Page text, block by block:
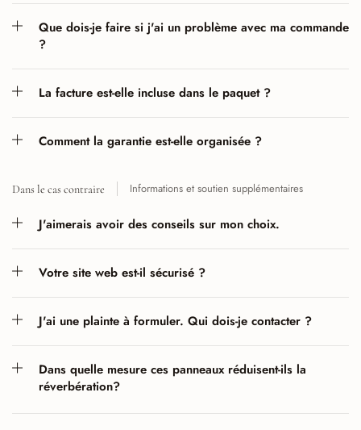
Que dois-je faire si j'ai un problème avec ma commande
?
La facture est-elle incluse dans le paquet ?
Comment la garantie est-elle organisée ?
Dans le cas contraire Informations et soutien supplémentaires
J'aimerais avoir des conseils sur mon choix.
Votre site web est-il sécurisé ?
J'ai une plainte à formuler. Qui dois-je contacter ?
Dans quelle mesure ces panneaux réduisent-ils la
réverbération?